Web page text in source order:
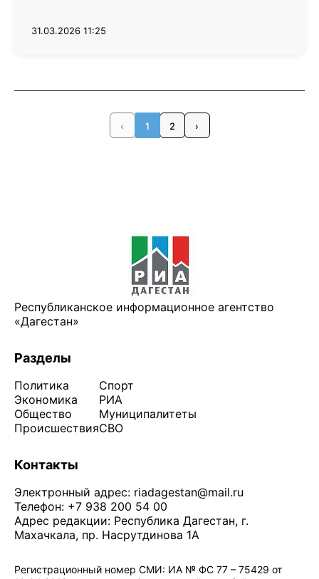
31.03.2026 11:25
‹ 1 2 ›
Республиканское информационное агентство
«Дагестан»
Разделы
Политика
Экономика
Общество
Происшествия
Спорт
РИА
Муниципалитеты
СВО
Контакты
Электронный адрес: riadagestan@mail.ru
Телефон: +7 938 200 54 00
Адрес редакции: Республика Дагестан, г.
Махачкала, пр. Насрутдинова 1А
Регистрационный номер СМИ: ИА № ФС 77 – 75429 от